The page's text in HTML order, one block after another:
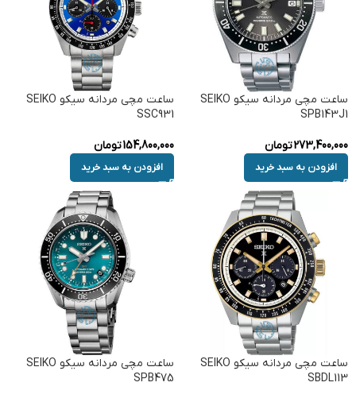
ساعت مچی مردانه سیکو SEIKO
SPB143J1
273,400,000تومان
افزودن به سبد خرید
ساعت مچی مردانه سیکو SEIKO
SSC931
154,800,000تومان
افزودن به سبد خرید
ساعت مچی مردانه سیکو SEIKO
SBDL113
ساعت مچی مردانه سیکو SEIKO
SPB475